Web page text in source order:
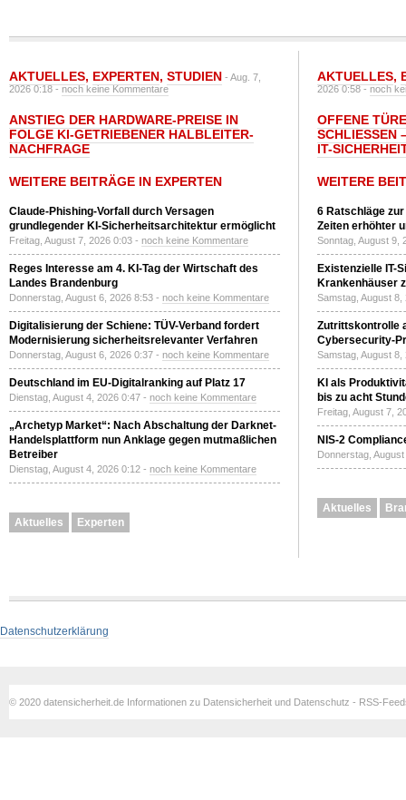
AKTUELLES, EXPERTEN, STUDIEN - Aug. 7,
2026 0:18 -noch keine Kommentare
ANSTIEG DER HARDWARE-PREISE IN
FOLGE KI-GETRIEBENER HALBLEITER-
NACHFRAGE
WEITERE BEITRÄGE IN EXPERTEN
Claude-Phishing-Vorfall durch Versagen
grundlegender KI-Sicherheitsarchitektur ermöglicht
Freitag, August 7, 2026 0:03 - noch keine Kommentare
Reges Interesse am 4. KI-Tag der Wirtschaft des
Landes Brandenburg
Donnerstag, August 6, 2026 8:53 - noch keine Kommentare
Digitalisierung der Schiene: TÜV-Verband fordert
Modernisierung sicherheitsrelevanter Verfahren
Donnerstag, August 6, 2026 0:37 - noch keine Kommentare
Deutschland im EU-Digitalranking auf Platz 17
Dienstag, August 4, 2026 0:47 - noch keine Kommentare
„Archetyp Market“: Nach Abschaltung der Darknet-
Handelsplattform nun Anklage gegen mutmaßlichen
Betreiber
Dienstag, August 4, 2026 0:12 - noch keine Kommentare
Aktuelles Experten
AKTUELLES,
2026 0:58 -noch
OFFENE
SCHLIESSEN
T-
WEITERE
6 Ratschläge
Zeiten erhöhter
Sonntag, August 9,
Existenzielle IT-
Krankenhäuser
Samstag, August
Zutrittskontrolle
Cybersecurity-
Samstag, August
KI als
bis zu acht
Freitag, August 7,
NIS-2
Donnerstag,
Aktuelles
Datenschutzerklärung
© 2020 datensicherheit.de Informationen zu Datensicherheit und Datenschutz - RSS-